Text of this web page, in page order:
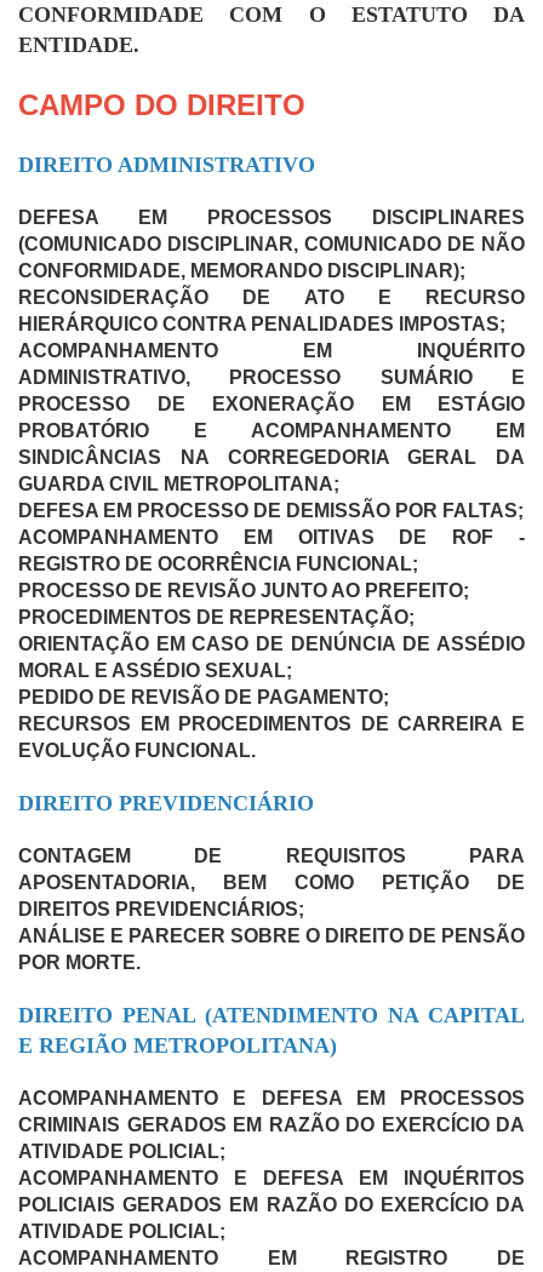
CONFORMIDADE COM O ESTATUTO DA
ENTIDADE.
CAMPO DO DIREITO
DIREITO ADMINISTRATIVO
DEFESA EM PROCESSOS DISCIPLINARES
(COMUNICADO DISCIPLINAR, COMUNICADO DE NÃO
CONFORMIDADE, MEMORANDO DISCIPLINAR);
RECONSIDERAÇÃO DE ATO E RECURSO
HIERÁRQUICO CONTRA PENALIDADES IMPOSTAS;
ACOMPANHAMENTO EM INQUÉRITO
ADMINISTRATIVO, PROCESSO SUMÁRIO E
PROCESSO DE EXONERAÇÃO EM ESTÁGIO
PROBATÓRIO E ACOMPANHAMENTO EM
SINDICÂNCIAS NA CORREGEDORIA GERAL DA
GUARDA CIVIL METROPOLITANA;
DEFESA EM PROCESSO DE DEMISSÃO POR FALTAS;
ACOMPANHAMENTO EM OITIVAS DE ROF -
REGISTRO DE OCORRÊNCIA FUNCIONAL;
PROCESSO DE REVISÃO JUNTO AO PREFEITO;
PROCEDIMENTOS DE REPRESENTAÇÃO;
ORIENTAÇÃO EM CASO DE DENÚNCIA DE ASSÉDIO
MORAL E ASSÉDIO SEXUAL;
PEDIDO DE REVISÃO DE PAGAMENTO;
RECURSOS EM PROCEDIMENTOS DE CARREIRA E
EVOLUÇÃO FUNCIONAL.
DIREITO PREVIDENCIÁRIO
CONTAGEM DE REQUISITOS PARA
APOSENTADORIA, BEM COMO PETIÇÃO DE
DIREITOS PREVIDENCIÁRIOS;
ANÁLISE E PARECER SOBRE O DIREITO DE PENSÃO
POR MORTE.
DIREITO PENAL (ATENDIMENTO NA CAPITAL
E REGIÃO METROPOLITANA)
ACOMPANHAMENTO E DEFESA EM PROCESSOS
CRIMINAIS GERADOS EM RAZÃO DO EXERCÍCIO DA
ATIVIDADE POLICIAL;
ACOMPANHAMENTO E DEFESA EM INQUÉRITOS
POLICIAISGERADOS EM RAZÃO DO EXERCÍCIO DA
ATIVIDADE POLICIAL;
ACOMPANHAMENTO EM REGISTRO DE